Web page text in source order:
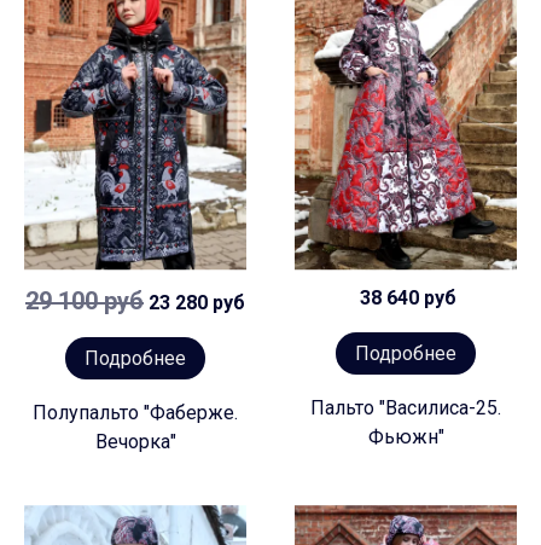
29 100 руб 23 280 руб
Подробнее
Полупальто "Фаберже.
Вечорка"
38 640 руб
Подробнее
Пальто "Василиса-25.
Фьюжн"